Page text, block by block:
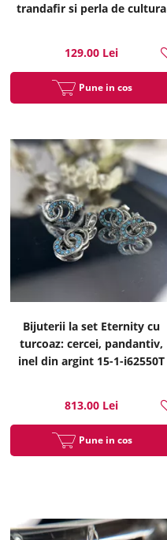
trandafir si perla de cultura
129.00 Lei
Pune in cos
Bijuterii la set Eternity cu
turcoaz: cercei, pandantiv,
inel din argint 15-1-i62550T
813.00 Lei
Pune in cos